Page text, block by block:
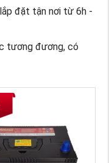
đặt tận nơi từ 6h -
tương đương, có